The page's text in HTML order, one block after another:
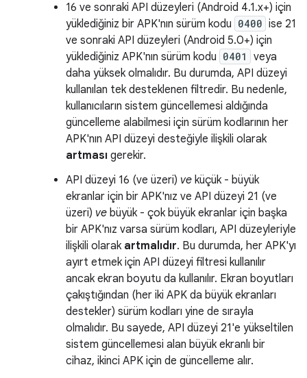
16 ve sonraki API düzeyleri (Android 4.1.x+) için
yüklediğiniz bir APK'nın sürüm kodu 0400 ise 21
ve sonraki API düzeyleri (Android 5.0+) için
yüklediğiniz APK'nın sürüm kodu 0401
veya
daha yüksek olmalıdır. Bu durumda, API düzeyi
kullanılan tek desteklenen filtredir. Bu nedenle,
kullanıcıların sistem güncellemesi aldığında
güncelleme alabilmesi için sürüm kodlarının her
APK'nın API düzeyi desteğiyle ilişkili olarak
artması gerekir.
API düzeyi 16 (ve üzeri) ve küçük - büyük
ekranlar için bir APK'nız ve API düzeyi 21 (ve
üzeri) ve büyük - çok büyük ekranlar için başka
bir APK'nız varsa sürüm kodları, API düzeyleriyle
ilişkili olarak artmalıdır. Bu durumda, her APK'yı
ayırt etmek için API düzeyi filtresi kullanılır
ancak ekran boyutu da kullanılır. Ekran boyutları
çakıştığından (her iki APK da büyük ekranları
destekler) sürüm kodları yine de sırayla
olmalıdır. Bu sayede, API düzeyi 21'e yükseltilen
sistem güncellemesi alan büyük ekranlı bir
cihaz, ikinci APK için de güncelleme alır.